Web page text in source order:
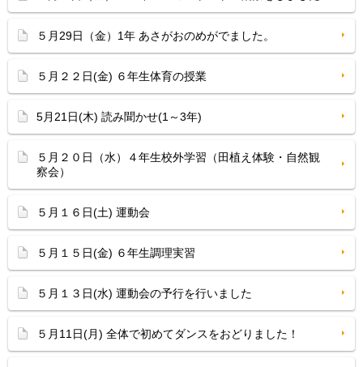
５月29日（金）1年 あさがおのめがでました。
５月２２日(金) ６年生体育の授業
5月21日(木) 読み聞かせ(1～3年)
５月２０日（水）４年生校外学習（田植え体験・自然観
察会）
５月１６日(土) 運動会
５月１５日(金) ６年生調理実習
５月１３日(水) 運動会の予行を行いました
５月11日(月) 全体で初めてダンスをおどりました！